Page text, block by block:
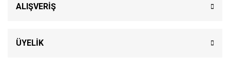
ALIŞVERİŞ
ÜYELİK